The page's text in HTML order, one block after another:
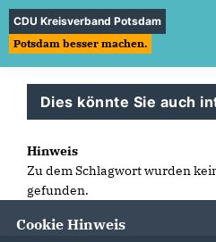
CDU Kreisverband Potsdam
Potsdam besser machen.
Dies könnte Sie auch
Hinweis
Zu dem Schlagwort wurden
gefunden.
Cookie Hinweis